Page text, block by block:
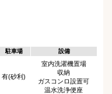
駐車場 設備
有(砂利)
室内洗濯機置場
収納
ガスコンロ設置可
温水洗浄便座